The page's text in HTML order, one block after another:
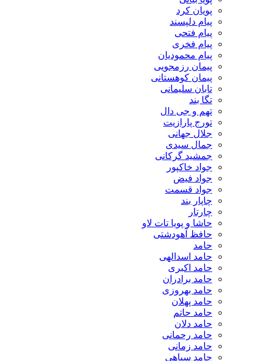
پویان کرد
پیام دلپسند
پیام فتحی
پیام فخری
پیام محمودیان
پیمان رزمجویی
پیمان کوهستانی
تابان سلیمانی
تگا بند
تهم و جی دال
تورج پارازیت
جلال جهانی
جمال سیدی
جمشید گرکانی
جواد خاکپور
جواد فیض
جواد قسمت
چاپار بند
چارتار
حاشا و پویا تات لاو
حافظ آهودشتی
حامد
حامد اسدالهی
حامد اکبری
حامد برادران
حامد بهروزی
حامد پهلان
حامد حاتم
حامد دلان
حامد رحمانی
حامد زمانی
حامد سیاهی